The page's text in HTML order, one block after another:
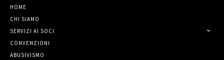
HOME
CHI SIAMO
SERVIZI AI SOCI
CONVENZIONI
ABUSIVISMO